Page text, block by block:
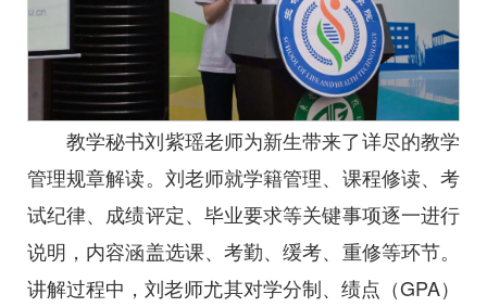
教学秘书刘紫瑶老师为新生带来了详尽的教学
管理规章解读。刘老师就学籍管理、课程修读、考
试纪律、成绩评定、毕业要求等关键事项逐一进行
说明，内容涵盖选课、考勤、缓考、重修等环节。
讲解过程中，刘老师尤其对学分制、绩点（GPA）